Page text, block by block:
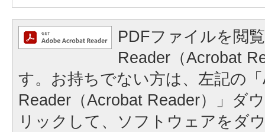
PDFファイルを閲
Reader（Acrobat
す。お持ちでない方は、左記の
Reader（Acrobat Reader）」ダ
リックして、ソフトウェアをダ